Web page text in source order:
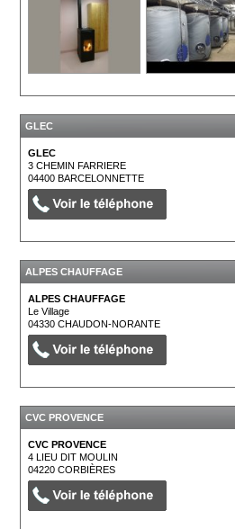
GLEC
GLEC
3 CHEMIN FARRIERE
04400BARCELONNETTE
ALPES CHAUFFAGE
ALPES CHAUFFAGE
Le Village
04330CHAUDON-NORANTE
CVC PROVENCE
CVC PROVENCE
4 LIEU DIT MOULIN
04220CORBIÈRES